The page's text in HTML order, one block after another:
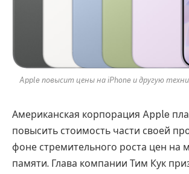
Apple повысит цены на iPhone и другую
Американская корпорация Apple
повысить стоимость части своей
фоне стремительного роста цен на
памяти. Глава компании Тим Кук